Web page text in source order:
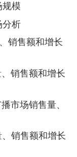
模
分析
销售额和增长
销售额和增长
市场销售量、
销售额和增长